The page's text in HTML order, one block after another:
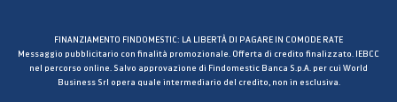
FINANZIAMENTO FINDOMESTIC: LA LIBERTÀ DI PAGARE IN COMODE RATE
Messaggio pubblicitario con finalità promozionale. Offerta di credito finalizzato. IEBCC
nel percorso online. Salvo approvazione di Findomestic Banca S.p.A. per cui World
Business Srl opera quale intermediario del credito, non in esclusiva.